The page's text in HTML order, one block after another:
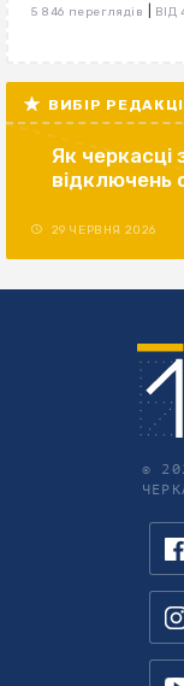
5 846 переглядів ВІД
ВИБІР
Як черкасці
відключень
29 ЧЕРВНЯ 2026
©